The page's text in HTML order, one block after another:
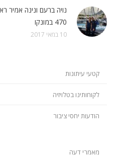
נויה ברעם ונינה אמיר
470 במונקו
10 במאי 2017
קטעי עיתונות
לקוחותינו בטלויזיה
הודעות יחסי ציבור
מאמרי דעה